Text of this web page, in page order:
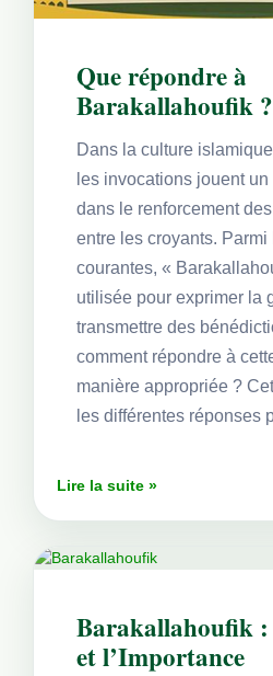
Que répondre à
Barakallahoufik ?
Dans la culture
les invocations jouent un
dans le renforcement
entre les croyants.
courantes, «
utilisée pour exprimer la
transmettre des
comment répondre à
manière appropriée ?
les différentes réponses
Lire la suite »
Barakallahoufik
et l’Importance